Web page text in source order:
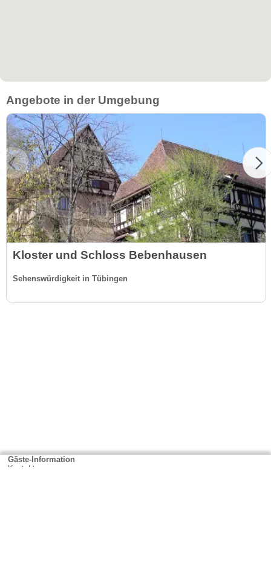
Angebote in der Umgebung
Kloster und Schloss Bebenhausen
Sehenswürdigkeit in Tübingen
Gäste-Information
Kontakt